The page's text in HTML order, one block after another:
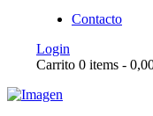
Contacto
Login
Carrito 0 items -